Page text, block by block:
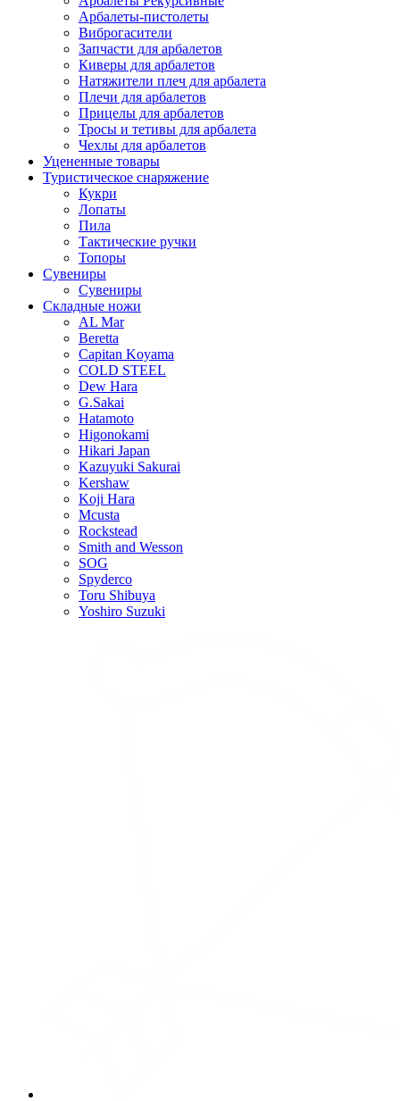
Арбалеты-пистолеты
Виброгасители
Запчасти для арбалетов
Киверы для арбалетов
Натяжители плеч для арбалета
Плечи для арбалетов
Прицелы для арбалетов
Тросы и тетивы для арбалета
Чехлы для арбалетов
Уцененные товары
Туристическое снаряжение
Кукри
Лопаты
Пила
Тактические ручки
Топоры
Сувениры
Сувениры
Складные ножи
AL Mar
Beretta
Capitan Koyama
COLD STEEL
Dew Hara
G.Sakai
Hatamoto
Higonokami
Hikari Japan
Kazuyuki Sakurai
Kershaw
Koji Hara
Mcusta
Rockstead
Smith and Wesson
SOG
Spyderco
Toru Shibuya
Yoshiro Suzuki